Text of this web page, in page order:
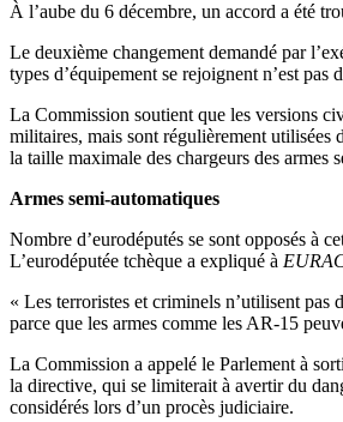
À l’aube du 6 décembre, un accord a été
Le deuxième changement demandé par
types d’équipement se rejoignent n’est pas
La Commission soutient que les versions
militaires, mais sont régulièrement
la taille maximale des chargeurs des armes
Armes semi-automatiques
Nombre d’eurodéputés se sont opposés à
L’eurodéputée tchèque a expliqué à
« Les terroristes et criminels n’utilisent
parce que les armes comme les AR-15
La Commission a appelé le Parlement à
la directive, qui se limiterait à avertir du
considérés lors d’un procès judiciaire.